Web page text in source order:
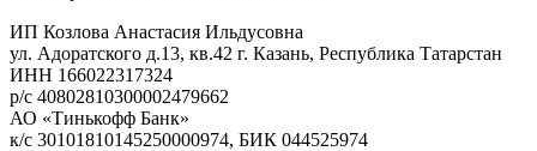
ИП Козлова Анастасия Ильдусовна
ул. Адоратского д.13, кв.42 г. Казань, Республика Татарстан
ИНН 166022317324
р/с 40802810300002479662
АО «Тинькофф Банк»
к/с 30101810145250000974, БИК 044525974